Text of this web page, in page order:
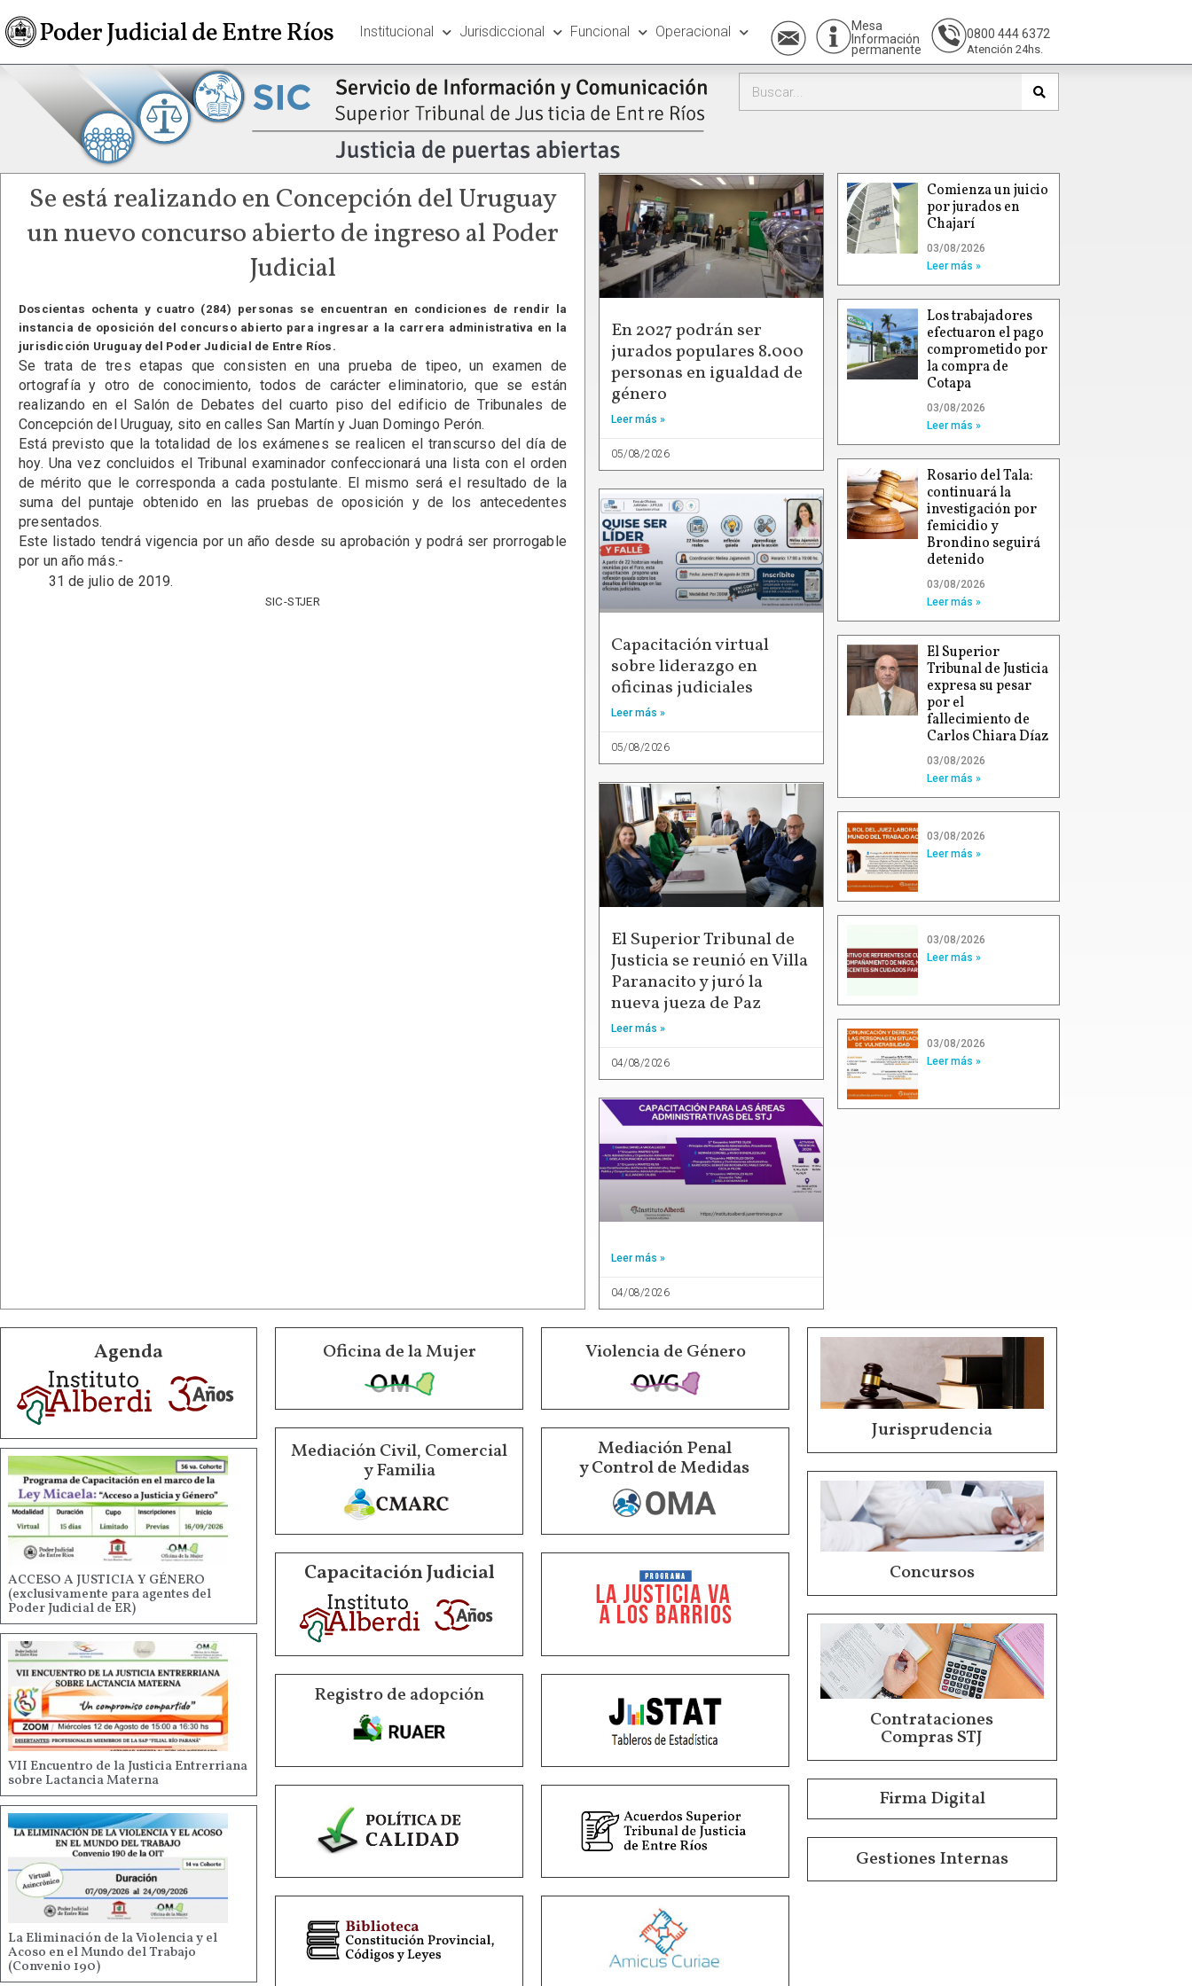
Institucional Jurisdiccional Funcional Operacional
Mesa
Información
permanente
0800 444 6372
Atención 24hs.
Se está realizando en Concepción del Uruguay
un nuevo concurso abierto de ingreso al Poder
Judicial
Doscientas ochenta y cuatro (284) personas se encuentran en condiciones de rendir la
instancia de oposición del concurso abierto para ingresar a la carrera administrativa en la
jurisdicción Uruguay del Poder Judicial de Entre Ríos.
Se trata de tres etapas que consisten en una prueba de tipeo, un examen de
ortografía y otro de conocimiento, todos de carácter eliminatorio, que se están
realizando en el Salón de Debates del cuarto piso del edificio de Tribunales de
Concepción del Uruguay, sito en calles San Martín y Juan Domingo Perón.
Está previsto que la totalidad de los exámenes se realicen el transcurso del día de
hoy. Una vez concluidos el Tribunal examinador confeccionará una lista con el orden
de mérito que le corresponda a cada postulante. El mismo será el resultado de la
suma del puntaje obtenido en las pruebas de oposición y de los antecedentes
presentados.
Este listado tendrá vigencia por un año desde su aprobación y podrá ser prorrogable
por un año más.-
31 de julio de 2019.
SIC-STJER
En 2027 podrán ser
jurados populares 8.000
personas en igualdad de
género
Leer más »
05/08/2026
Capacitación virtual
sobre liderazgo en
oficinas judiciales
Leer más »
05/08/2026
El Superior Tribunal de
Justicia se reunió en Villa
Paranacito y juró la
nueva jueza de Paz
Leer más »
04/08/2026
Leer más »
04/08/2026
Comienza un juicio
por jurados en
Chajarí
03/08/2026
Leer más »
Los trabajadores
efectuaron el pago
comprometido por
la compra de
Cotapa
03/08/2026
Leer más »
Rosario del Tala:
continuará la
investigación por
femicidio y
Brondino seguirá
detenido
03/08/2026
Leer más »
El Superior
Tribunal de Justicia
expresa su pesar
por el
fallecimiento de
Carlos Chiara Díaz
03/08/2026
Leer más »
03/08/2026
Leer más »
03/08/2026
Leer más »
03/08/2026
Leer más »
Agenda
ACCESO A JUSTICIA Y GÉNERO
(exclusivamente para agentes del
Poder Judicial de ER)
VII Encuentro de la Justicia Entrerriana
sobre Lactancia Materna
La Eliminación de la Violencia y el
Acoso en el Mundo del Trabajo
(Convenio 190)
Oficina de la Mujer Violencia de Género
Mediación Civil, Comercial
y Familia
Mediación Penal
y Control de Medidas
Capacitación Judicial
Registro de adopción
Jurisprudencia
Concursos
Contrataciones
Compras STJ
Firma Digital
Gestiones Internas